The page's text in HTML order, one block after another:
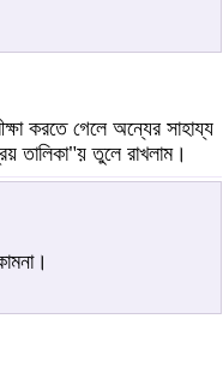
করতে গেলে অন্যের সাহায্য
তালিকা"য় তুলে রাখলাম।